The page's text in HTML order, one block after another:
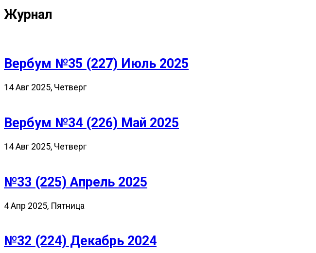
Журнал
Вербум №35 (227) Июль 2025
14 Авг 2025, Четверг
Вербум №34 (226) Май 2025
14 Авг 2025, Четверг
№33 (225) Апрель 2025
4 Апр 2025, Пятница
№32 (224) Декабрь 2024